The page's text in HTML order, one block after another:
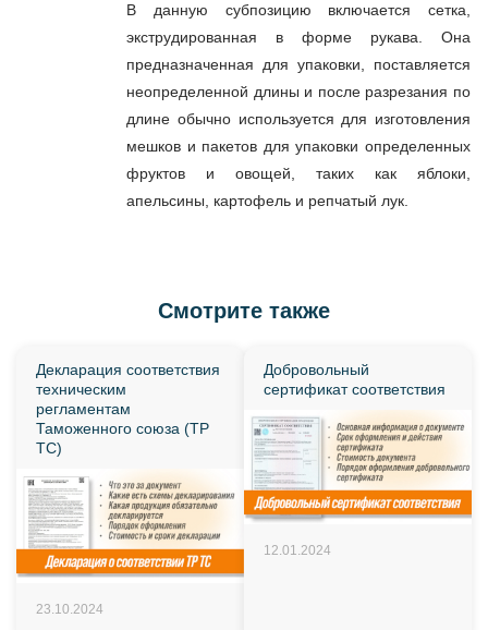
В данную субпозицию включается сетка,
экструдированная в форме рукава. Она
предназначенная для упаковки, поставляется
неопределенной длины и после разрезания по
длине обычно используется для изготовления
мешков и пакетов для упаковки определенных
фруктов и овощей, таких как яблоки,
апельсины, картофель и репчатый лук.
Смотрите также
Декларация соответствия
техническим
регламентам
Таможенного союза (ТР
ТС)
23.10.2024
Добровольный
сертификат соответствия
12.01.2024